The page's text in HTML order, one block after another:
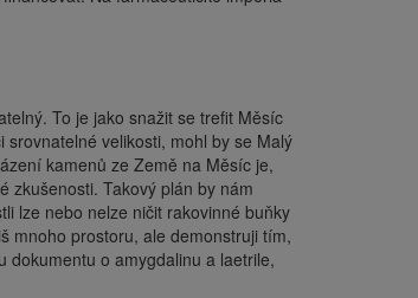
To je jako snažit se trefit Měsíc
velikosti, mohl by se Malý
kamenů ze Země na Měsíc je,
zkušenosti. Takový plán by nám
lze nebo nelze ničit rakovinné buňky
mnoho prostoru, ale demonstruji tím,
dokumentu o amygdalinu a laetrile,